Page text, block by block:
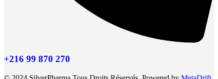
+216 99 870 270